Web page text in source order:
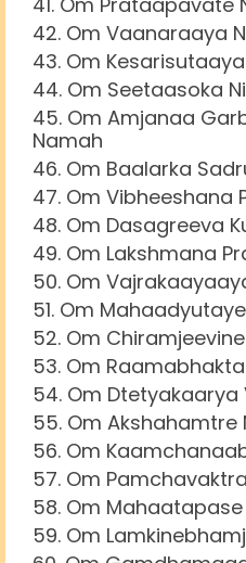
Om Vaanaraaya
Om
Om Seetaasoka
Om Amjanaa
Namah
Om Baalarka
Om Vibheeshana
Om Dasagreeva
Om Lakshmana
Om
Om
Om
Om
Om
Om Akshahamtre
Om
Om
Om
Om